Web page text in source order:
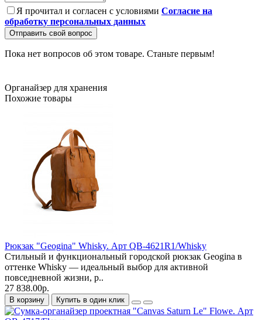
Я прочитал и согласен с условиями Согласие на
обработку персональных данных
Отправить свой вопрос
Пока нет вопросов об этом товаре. Станьте первым!
Органайзер для хранения
Похожие товары
Рюкзак "Geogina" Whisky. Арт QB-4621R1/Whisky
Стильный и функциональный городской рюкзак Geogina в
оттенке Whisky — идеальный выбор для активной
повседневной жизни, р..
27 838.00р.
В корзину Купить в один клик